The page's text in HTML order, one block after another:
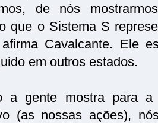
de nós
que o Sistema S
afirma Cavalcante. Ele
em outros estados.
a gente mostra para
(as nossas ações),